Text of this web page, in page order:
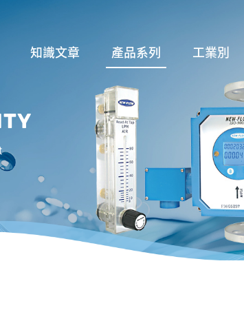
知識文章
液位計種類及運作
壓力開關
產品系列
流量系列
液位系列
溫度系列
壓力系列
閥件系列
配件系列
工業別
潤滑系統
冷卻機組系
烤箱及臭氧反
機械密封罐
緊急淋浴洗